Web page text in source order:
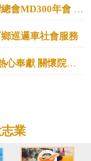
三、20220514 國際獅子會台灣總會MD300年會 桃園登場
巡邏車社會服務
五、2022.01.12新象山獅子會 熱心奉獻 關懷院生 社會服務
業